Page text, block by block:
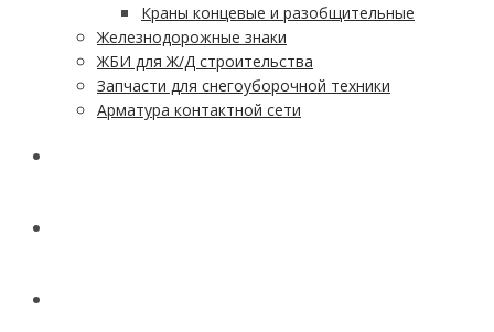
Краны концевые и разобщительные
Железнодорожные знаки
ЖБИ для Ж/Д строительства
Запчасти для снегоуборочной техники
Арматура контактной сети